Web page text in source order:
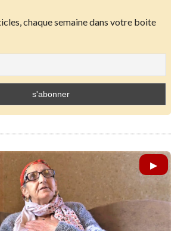
chaque semaine dans votre boite